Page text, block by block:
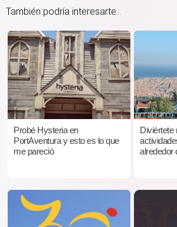
También podría interesarte...
Probé Hysteria en
PortAventura y esto es lo que
me pareció
Diviértete
alrededor